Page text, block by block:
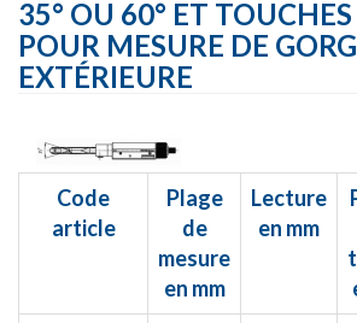
35° OU 60° ET
POUR MESURE DE
EXTÉRIEURE
Code
article
Plage
de
mesure
en mm
Lecture
en mm